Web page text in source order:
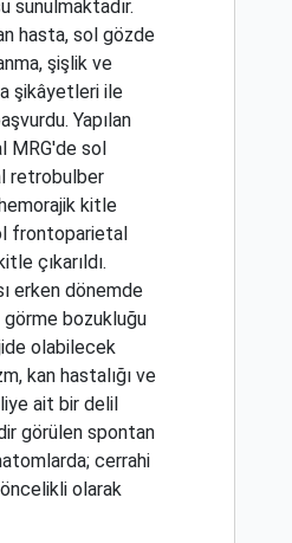
sunulmaktadır.
hasta, sol gözde
şişlik ve
şikâyetleri ile
Yapılan
MRG'de sol
retrobulber
kitle
frontoparietal
çıkarıldı.
erken dönemde
bozukluğu
olabilecek
kan hastalığı ve
ait bir delil
görülen spontan
cerrahi
olarak